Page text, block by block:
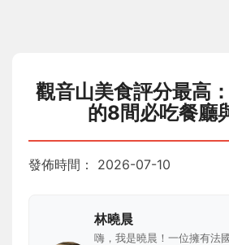
觀音山美食評分最高
的8間必吃餐廳
發佈時間： 2026-07-10
林曉晨
嗨，我是曉晨！一位擁有法